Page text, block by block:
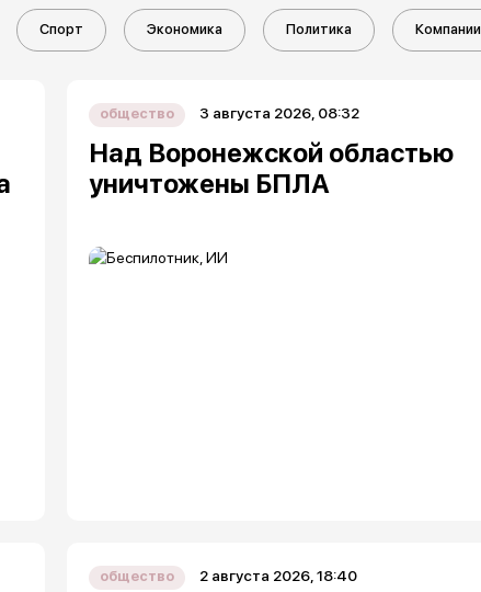
Спорт Экономика Политика Компании
общество 3 августа 2026, 08:32
Над Воронежской областью
уничтожены БПЛА
общество 2 августа 2026, 18:40